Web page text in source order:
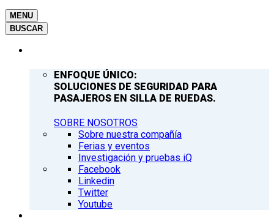
MENU
BUSCAR
ENFOQUE ÚNICO:
SOLUCIONES DE SEGURIDAD PARA
PASAJEROS EN SILLA DE RUEDAS.
SOBRE NOSOTROS
Sobre nuestra compañía
Ferias y eventos
Investigación y pruebas iQ
Facebook
Linkedin
Twitter
Youtube